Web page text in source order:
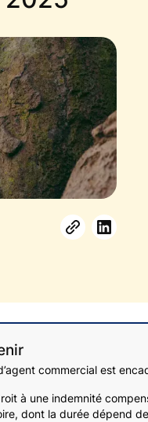
commercial est
à une indemnité
dont la durée dépend de